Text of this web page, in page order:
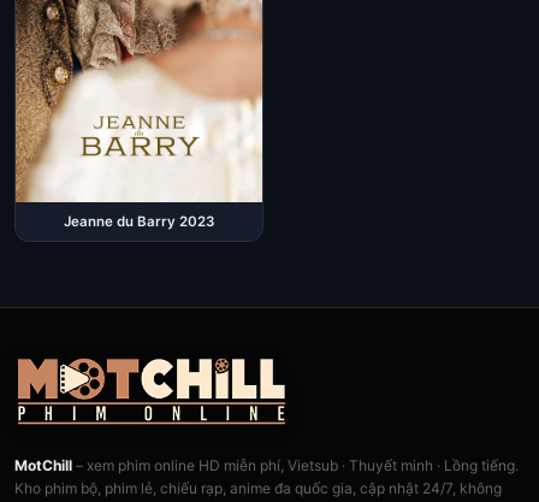
Jeanne du Barry 2023
MotChill – xem phim online HD miễn phí, Vietsub · Thuyết minh · Lồng tiếng.
Kho phim bộ, phim lẻ, chiếu rạp, anime đa quốc gia, cập nhật 24/7, không